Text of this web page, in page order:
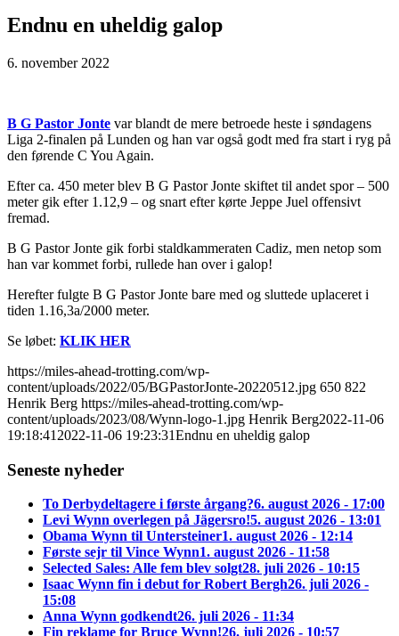
Endnu en uheldig galop
6. november 2022
B G Pastor Jonte var blandt de mere betroede heste i søndagens
Liga 2-finalen på Lunden og han var også godt med fra start i ryg på
den førende C You Again.
Efter ca. 450 meter blev B G Pastor Jonte skiftet til andet spor – 500
meter gik efter 1.12,9 – og snart efter kørte Jeppe Juel offensivt
fremad.
B G Pastor Jonte gik forbi staldkammeraten Cadiz, men netop som
han var kommet forbi, rullede han over i galop!
Herefter fulgte B G Pastor Jonte bare med og sluttede uplaceret i
tiden 1.16,3a/2000 meter.
Se løbet: KLIK HER
https://miles-ahead-trotting.com/wp-
content/uploads/2022/05/BGPastorJonte-20220512.jpg 650 822
Henrik Berg https://miles-ahead-trotting.com/wp-
content/uploads/2023/08/Wynn-logo-1.jpg Henrik Berg2022-11-06
19:18:41 2022-11-06 19:23:31Endnu en uheldig galop
Seneste nyheder
To Derbydeltagere i første årgang?6. august 2026 - 17:00
Levi Wynn overlegen på Jägersro!5. august 2026 - 13:01
Obama Wynn til Untersteiner1. august 2026 - 12:14
Første sejr til Vince Wynn1. august 2026 - 11:58
Selected Sales: Alle fem blev solgt28. juli 2026 - 10:15
Isaac Wynn fin i debut for Robert Bergh26. juli 2026 -
15:08
Anna Wynn godkendt26. juli 2026 - 11:34
Fin reklame for Bruce Wynn!26. juli 2026 - 10:57